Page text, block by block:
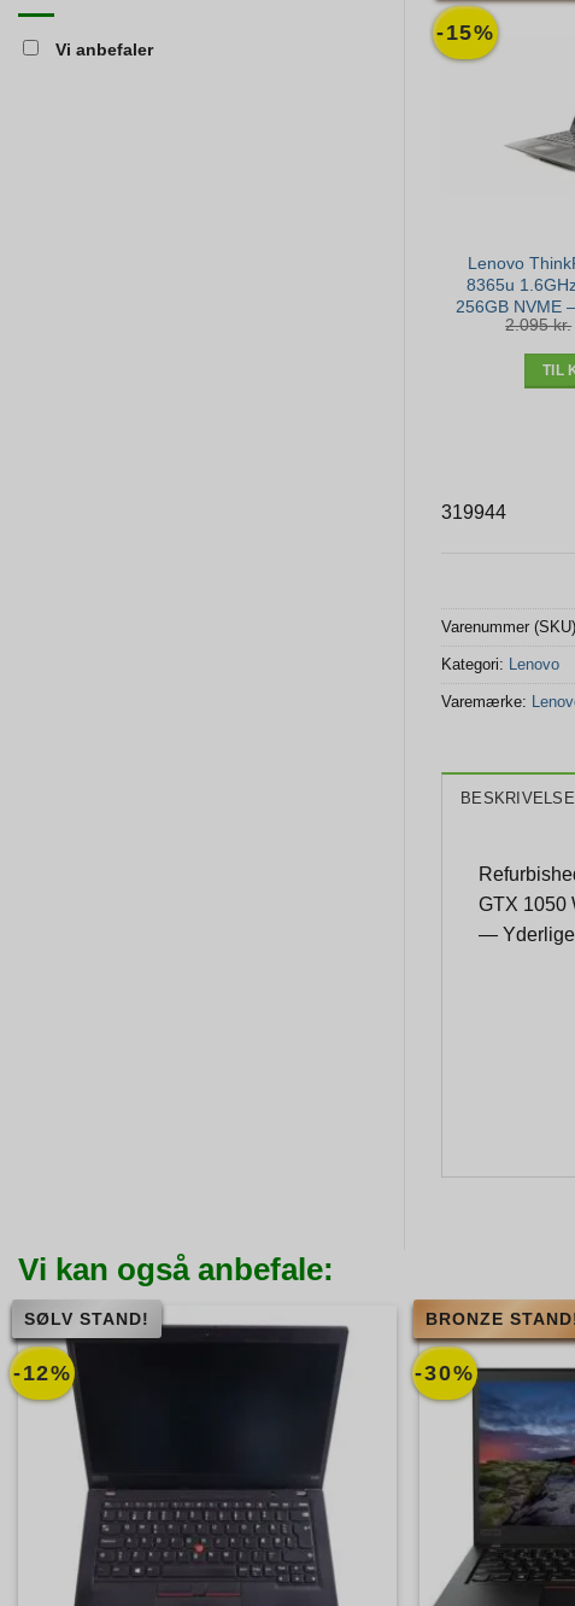
Vi anbefaler
-15%
Lenovo
8365u
256GB NVME
– Win 11 –
2.095kr.
TIL
319944
Varenummer
Kategori: Lenovo
Varemærke:
BESKRIVELSE
GTX 1050
—
Vi kan også anbefale:
-12%
SØLV STAND!
-30%
BRONZE